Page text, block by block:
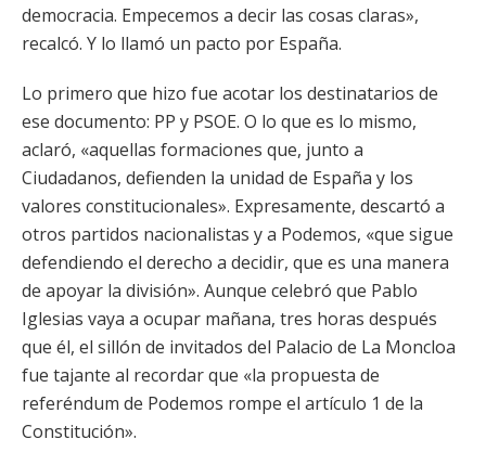
democracia. Empecemos a decir las cosas claras»,
recalcó. Y lo llamó un pacto por España.
Lo primero que hizo fue acotar los destinatarios de
ese documento: PP y PSOE. O lo que es lo mismo,
aclaró, «aquellas formaciones que, junto a
Ciudadanos, defienden la unidad de España y los
valores constitucionales». Expresamente, descartó a
otros partidos nacionalistas y a Podemos, «que sigue
defendiendo el derecho a decidir, que es una manera
de apoyar la división». Aunque celebró que Pablo
Iglesias vaya a ocupar mañana, tres horas después
que él, el sillón de invitados del Palacio de La Moncloa
fue tajante al recordar que «la propuesta de
referéndum de Podemos rompe el artículo 1 de la
Constitución».